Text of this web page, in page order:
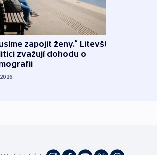
zapojit ženy.“ Litevští
zvažují dohodu o